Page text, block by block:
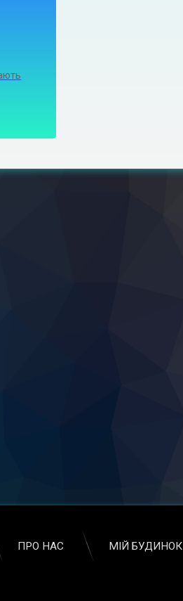
ПРО НАС МІЙ БУДИНОК